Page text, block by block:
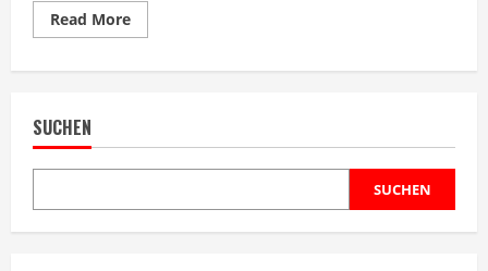
Read MoreRead
more
mit
direkter
SUCHEN
SUCHEN